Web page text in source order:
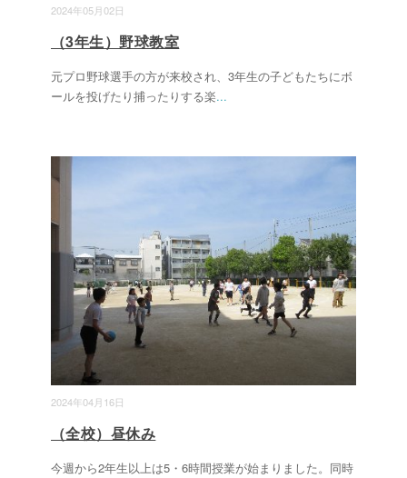
2024年05月02日
（3年生）野球教室
元プロ野球選手の方が来校され、3年生の子どもたちにボ
ールを投げたり捕ったりする楽...
2024年04月16日
（全校）昼休み
今週から2年生以上は5・6時間授業が始まりました。同時